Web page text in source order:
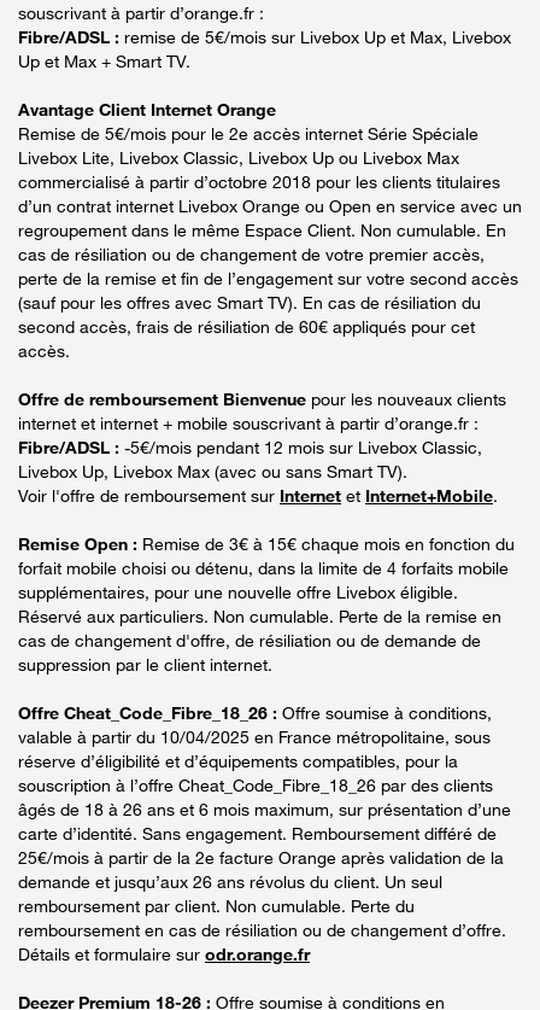
souscrivant à partir d’orange.fr :
Fibre/ADSL : remise de 5€/mois sur Livebox Up et Max, Livebox
Up et Max + Smart TV.
Avantage Client Internet Orange
Remise de 5€/mois pour le 2e accès internet Série Spéciale
Livebox Lite, Livebox Classic, Livebox Up ou Livebox Max
commercialisé à partir d’octobre 2018 pour les clients titulaires
d’un contrat internet Livebox Orange ou Open en service avec un
regroupement dans le même Espace Client. Non cumulable. En
cas de résiliation ou de changement de votre premier accès,
perte de la remise et fin de l’engagement sur votre second accès
(sauf pour les offres avec Smart TV). En cas de résiliation du
second accès, frais de résiliation de 60€ appliqués pour cet
accès.
Offre de remboursement Bienvenue pour les nouveaux clients
internet et internet + mobile souscrivant à partir d’orange.fr :
Fibre/ADSL : -5€/mois pendant 12 mois sur Livebox Classic,
Livebox Up, Livebox Max (avec ou sans Smart TV).
Voir l'offre de remboursement sur Internet et Internet+Mobile.
Remise Open : Remise de 3€ à 15€ chaque mois en fonction du
forfait mobile choisi ou détenu, dans la limite de 4 forfaits mobile
supplémentaires, pour une nouvelle offre Livebox éligible.
Réservé aux particuliers. Non cumulable. Perte de la remise en
cas de changement d'offre, de résiliation ou de demande de
suppression par le client internet.
Offre Cheat_Code_Fibre_18_26 : Offre soumise à conditions,
valable à partir du 10/04/2025 en France métropolitaine, sous
réserve d’éligibilité et d’équipements compatibles, pour la
souscription à l’offre Cheat_Code_Fibre_18_26 par des clients
âgés de 18 à 26 ans et 6 mois maximum, sur présentation d’une
carte d’identité. Sans engagement. Remboursement différé de
25€/mois à partir de la 2e facture Orange après validation de la
demande et jusqu’aux 26 ans révolus du client. Un seul
remboursement par client. Non cumulable. Perte du
remboursement en cas de résiliation ou de changement d’offre.
Détails et formulaire sur odr.orange.fr
Deezer Premium 18-26 : Offre soumise à conditions en